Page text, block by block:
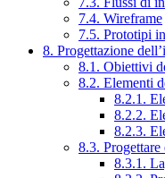
7.4. Wireframe
7.5. Prototipi
8. Progettazione
8.1. Obiettivi
8.2. Elementi
8.2.1.
8.2.2.
8.2.3.
8.3. Progettare
8.3.1.